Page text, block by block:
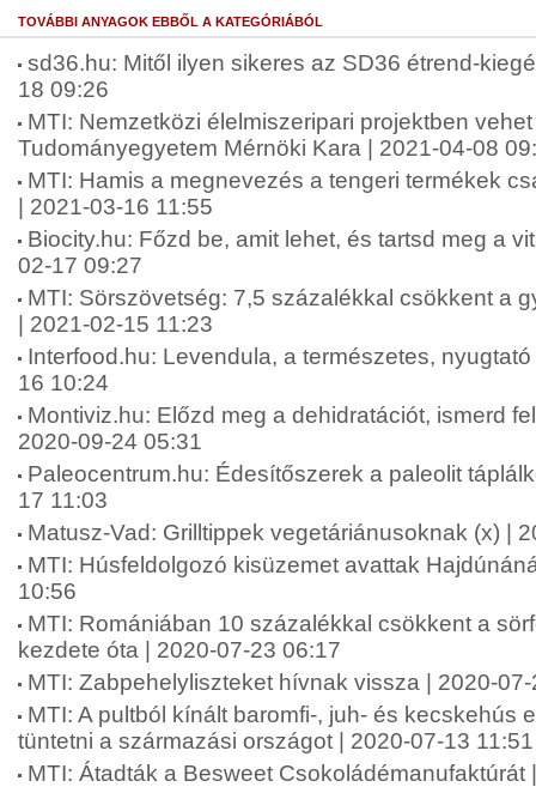
TOVÁBBI ANYAGOK EBBŐL A KATEGÓRIÁBÓL
sd36.hu: Mitől ilyen sikeres az SD36 étrend-
18 09:26
MTI: Nemzetközi élelmiszeripari projektben
Tudományegyetem Mérnöki Kara | 2021-04-08
MTI: Hamis a megnevezés a tengeri termékek
| 2021-03-16 11:55
Biocity.hu: Főzd be, amit lehet, és tartsd meg a
02-17 09:27
MTI: Sörszövetség: 7,5 százalékkal csökkent a
| 2021-02-15 11:23
Interfood.hu: Levendula, a természetes,
16 10:24
Montiviz.hu: Előzd meg a dehidratációt, ismerd
2020-09-24 05:31
Paleocentrum.hu: Édesítőszerek a paleolit
17 11:03
Matusz-Vad: Grilltippek vegetáriánusoknak (x) |
MTI: Húsfeldolgozó kisüzemet avattak
10:56
MTI: Romániában 10 százalékkal csökkent a
kezdete óta | 2020-07-23 06:17
MTI: Zabpehelyliszteket hívnak vissza | 2020-
MTI: A pultból kínált baromfi-, juh- és kecskehús
tüntetni a származási országot | 2020-07-13 11:51
MTI: Átadták a Besweet Csokoládémanufaktúrát